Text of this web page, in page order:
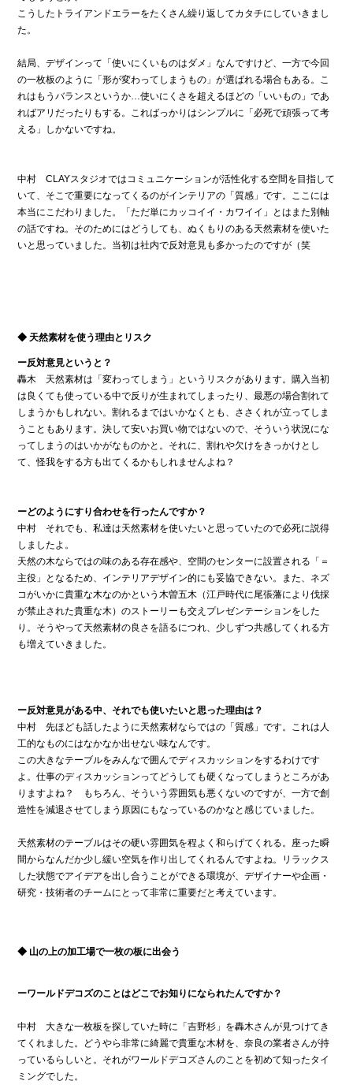
こうしたトライアンドエラーをたくさん繰り返してカタチにしていきまし
た。
結局、デザインって「使いにくいものはダメ」なんですけど、一方で今回
の一枚板のように「形が変わってしまうもの」が選ばれる場合もある。こ
れはもうバランスというか…使いにくさを超えるほどの「いいもの」であ
ればアリだったりもする。こればっかりはシンプルに「必死で頑張って考
える」しかないですね。
中村 CLAYスタジオではコミュニケーションが活性化する空間を目指して
いて、そこで重要になってくるのがインテリアの「質感」です。ここには
本当にこだわりました。「ただ単にカッコイイ・カワイイ」とはまた別軸
の話ですね。そのためにはどうしても、ぬくもりのある天然素材を使いた
いと思っていました。当初は社内で反対意見も多かったのですが（笑
◆ 天然素材を使う理由とリスク
ー反対意見というと？
轟木 天然素材は「変わってしまう」というリスクがあります。購入当初
は良くても使っている中で反りが生まれてしまったり、最悪の場合割れて
しまうかもしれない。割れるまではいかなくとも、ささくれが立ってしま
うこともあります。決して安いお買い物ではないので、そういう状況にな
ってしまうのはいかがなものかと。それに、割れや欠けをきっかけとし
て、怪我をする方も出てくるかもしれませんよね？
ーどのようにすり合わせを行ったんですか？
中村 それでも、私達は天然素材を使いたいと思っていたので必死に説得
しましたよ。
天然の木ならではの味のある存在感や、空間のセンターに設置される「＝
主役」となるため、インテリアデザイン的にも妥協できない。また、ネズ
コがいかに貴重な木なのかという木曽五木（江戸時代に尾張藩により伐採
が禁止された貴重な木）のストーリーも交えプレゼンテーションをした
り。そうやって天然素材の良さを語るにつれ、少しずつ共感してくれる方
も増えていきました。
ー反対意見がある中、それでも使いたいと思った理由は？
中村 先ほども話したように天然素材ならではの「質感」です。これは人
工的なものにはなかなか出せない味なんです。
この大きなテーブルをみんなで囲んでディスカッションをするわけです
よ。仕事のディスカッションってどうしても硬くなってしまうところがあ
りますよね？ もちろん、そういう雰囲気も悪くないのですが、一方で創
造性を減退させてしまう原因にもなっているのかなと感じていました。
天然素材のテーブルはその硬い雰囲気を程よく和らげてくれる。座った瞬
間からなんだか少し緩い空気を作り出してくれるんですよね。リラックス
した状態でアイデアを出し合うことができる環境が、デザイナーや企画・
研究・技術者のチームにとって非常に重要だと考えています。
◆ 山の上の加工場で一枚の板に出会う
ーワールドデコズのことはどこでお知りになられたんですか？
中村 大きな一枚板を探していた時に「吉野杉」を轟木さんが見つけてき
てくれました。どうやら非常に綺麗で貴重な木材を、奈良の業者さんが持
っているらしいと。それがワールドデコズさんのことを初めて知ったタイ
ミングでした。